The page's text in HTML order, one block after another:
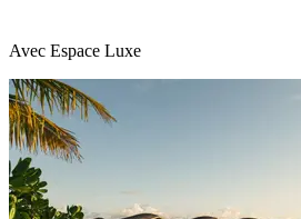
Avec Espace Luxe